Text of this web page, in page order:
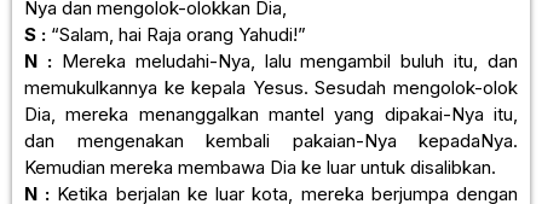
Nya dan mengolok-olokkan Dia,
S : “Salam, hai Raja orang Yahudi!”
N :Mereka meludahi-Nya, lalu mengambil buluh itu, dan
memukulkannya ke kepala Yesus. Sesudah mengolok-olok
Dia, mereka menanggalkan mantel yang dipakai-Nya itu,
dan mengenakan kembali pakaian-Nya kepadaNya.
Kemudian mereka membawa Dia ke luar untuk disalibkan.
N : Ketika berjalan ke luar kota, mereka berjumpa dengan